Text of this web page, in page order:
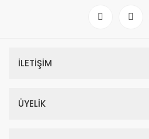
İLETİŞİM
ÜYELİK